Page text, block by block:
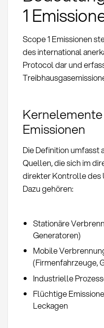
1
Scope 1 Emissionen
des international
Protocol dar und
Kernelemente
Emissionen
Die Definition umfasst
Quellen, die sich im
direkter Kontrolle des
Dazu gehören:
Stationäre
Generatoren)
Mobile
(Firmenfahrzeuge,
Industrielle
Flüchtige
Leckagen